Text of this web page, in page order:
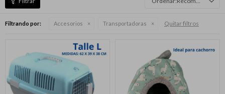
Filtrando por: Accesorios Transportadoras Quitar filtros